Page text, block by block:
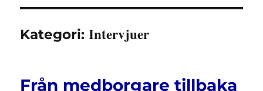
Kategori:Intervjuer
Från medborgare tillbaka